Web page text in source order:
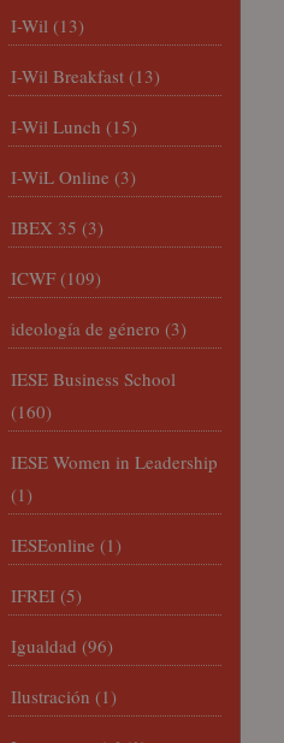
I-Wil (13)
I-Wil Breakfast (13)
I-Wil Lunch (15)
I-WiL Online (3)
IBEX 35 (3)
ICWF (109)
ideología de género (3)
IESE Business School
(160)
IESE Women in Leadership
(1)
IESEonline (1)
IFREI (5)
Igualdad (96)
Ilustración (1)